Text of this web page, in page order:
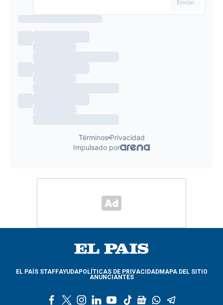
EL PAÍS STAFFAYUDAPOLÍTICAS DE PRIVACIDADMAPA DEL SITIO
ANUNCIANTES
l
y
t
g
w